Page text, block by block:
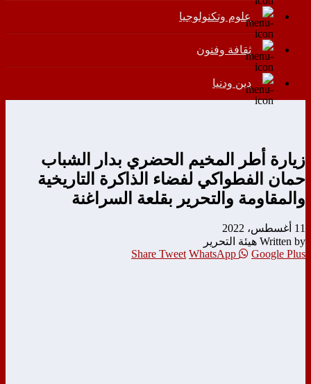
علوم وتكنولوجيا
ثقافة وفنون
دين ودنيا
زيارة أطر المخيم الحضري بدار الشباب
حمان الفطواكي لفضاء الذاكرة التاريخية
والمقاومة والتحرير بقلعة السراغنة
11 أغسطس، 2022
Written by هيئة التحرير
Share Tweet WhatsApp Google Plus